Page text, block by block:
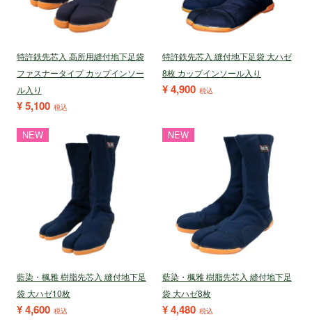
特許鉄先芯入 高所用縫付地下足袋
ファスナータイプ カップインソー
ル入り
¥5,100 税込
特許鉄先芯入 縫付地下足袋 大ハゼ
8枚 カップインソール入り
¥4,900 税込
NEW
藍染・楓雅 樹脂先芯入 縫付地下足
袋 大ハゼ10枚
¥4,600 税込
NEW
藍染・楓雅 樹脂先芯入 縫付地下足
袋 大ハゼ8枚
¥4,480 税込